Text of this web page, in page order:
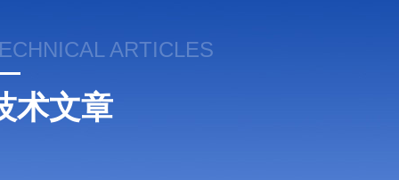
ARTICLES
术文章